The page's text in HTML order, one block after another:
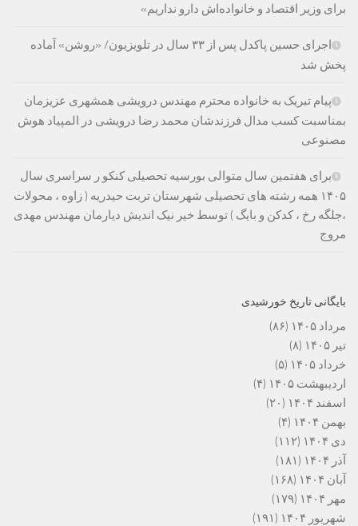
برای وزیر اقتصاد و خانواده‌اش دارو نداریم»
اجرای حسین پاکدل پس از ۳۳ سال در تلویزیون/ «روشن» آماده
پخش شد
پیام تبریک به خانواده محترم مهندس درویشی همشهری عزیزمان
بمناسبت کسب مدال فرزندشان محمد رضا درویشی در المپیاد هوش
مصنوعی
برای هفتمین سال متوالی بورسیه تحصیلی کنکو ر سراسری سال
۱۴۰۵ همه رشته های تحصیلی شهرستان تربت حیدریه ( زاوه ، محولات
،جلگه رخ ، کدکن و بایگ ) توسط خیر نیک اندیش دیارمان مهندس مهدی
مروج
بایگانی تاریخ خورشیدی
مرداد ۱۴۰۵
(۸۶)
تیر ۱۴۰۵
(۸)
خرداد ۱۴۰۵
(۵)
اردیبهشت ۱۴۰۵
(۴)
اسفند ۱۴۰۴
(۲۰)
بهمن ۱۴۰۴
(۴)
دی ۱۴۰۴
(۱۱۲)
آذر ۱۴۰۴
(۱۸۱)
آبان ۱۴۰۴
(۱۶۸)
مهر ۱۴۰۴
(۱۷۹)
شهریور ۱۴۰۴
(۱۹۱)